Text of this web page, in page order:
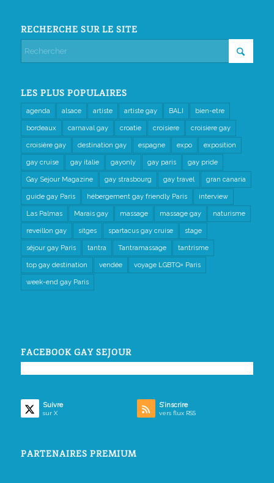
RECHERCHE SUR LE SITE
LES PLUS POPULAIRES
agenda alsace artiste artiste gay BALI bien-etre
bordeaux carnaval gay croatie croisiere croisiere gay
croisière gay destination gay espagne expo exposition
gay cruise gay italie gayonly gay paris gay pride
Gay Sejour Magazine gay strasbourg gay travel gran canaria
guide gay Paris hébergement gay friendly Paris interview
Las Palmas Marais gay massage massage gay naturisme
reveillon gay sitges spartacus gay cruise stage
séjour gay Paris tantra Tantramassage tantrisme
top gay destination vendée voyage LGBTQ+ Paris
week-end gay Paris
FACEBOOK GAY SEJOUR
Suivre
sur X
S’inscrire
vers flux RSS
PARTENAIRES PREMIUM